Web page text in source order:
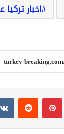
اخبار تركيا
بينتيريست